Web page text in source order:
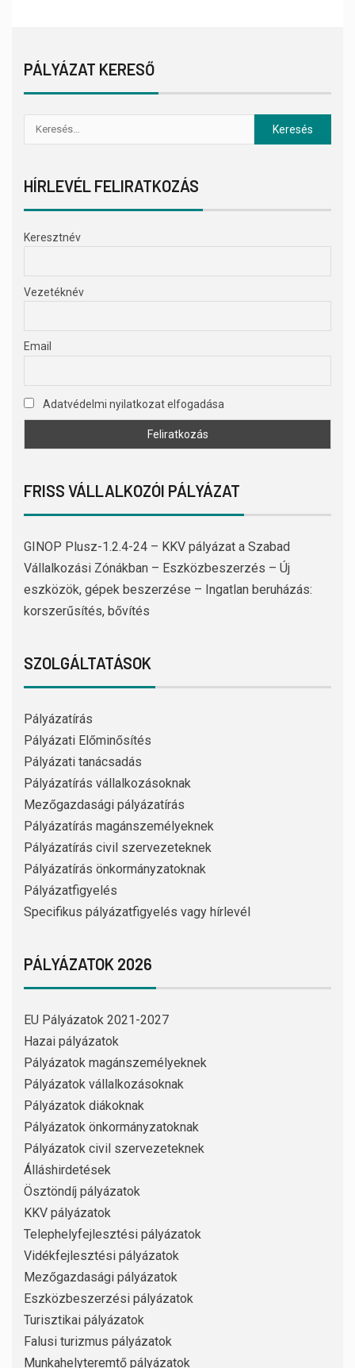
PÁLYÁZAT KERESŐ
HÍRLEVÉL FELIRATKOZÁS
Keresztnév
Vezetéknév
Email
Adatvédelmi nyilatkozat elfogadása
FRISS VÁLLALKOZÓI PÁLYÁZAT
GINOP Plusz-1.2.4-24 – KKV pályázat a Szabad
Vállalkozási Zónákban – Eszközbeszerzés – Új
eszközök, gépek beszerzése – Ingatlan beruházás:
korszerűsítés, bővítés
SZOLGÁLTATÁSOK
Pályázatírás
Pályázati Előminősítés
Pályázati tanácsadás
Pályázatírás vállalkozásoknak
Mezőgazdasági pályázatírás
Pályázatírás magánszemélyeknek
Pályázatírás civil szervezeteknek
Pályázatírás önkormányzatoknak
Pályázatfigyelés
Specifikus pályázatfigyelés vagy hírlevél
PÁLYÁZATOK 2026
EU Pályázatok 2021-2027
Hazai pályázatok
Pályázatok magánszemélyeknek
Pályázatok vállalkozásoknak
Pályázatok diákoknak
Pályázatok önkormányzatoknak
Pályázatok civil szervezeteknek
Álláshirdetések
Ösztöndíj pályázatok
KKV pályázatok
Telephelyfejlesztési pályázatok
Vidékfejlesztési pályázatok
Mezőgazdasági pályázatok
Eszközbeszerzési pályázatok
Turisztikai pályázatok
Falusi turizmus pályázatok
Munkahelyteremtő pályázatok